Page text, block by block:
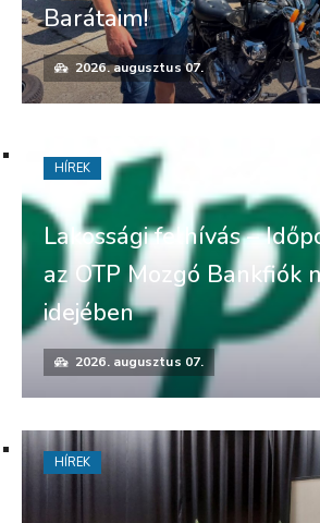
Barátaim!
2026. augusztus 07.
Lakossági felhívás –
az OTP Mozgó Bankfiók
idejében
2026. augusztus 07.
HÍREK
HÍREK